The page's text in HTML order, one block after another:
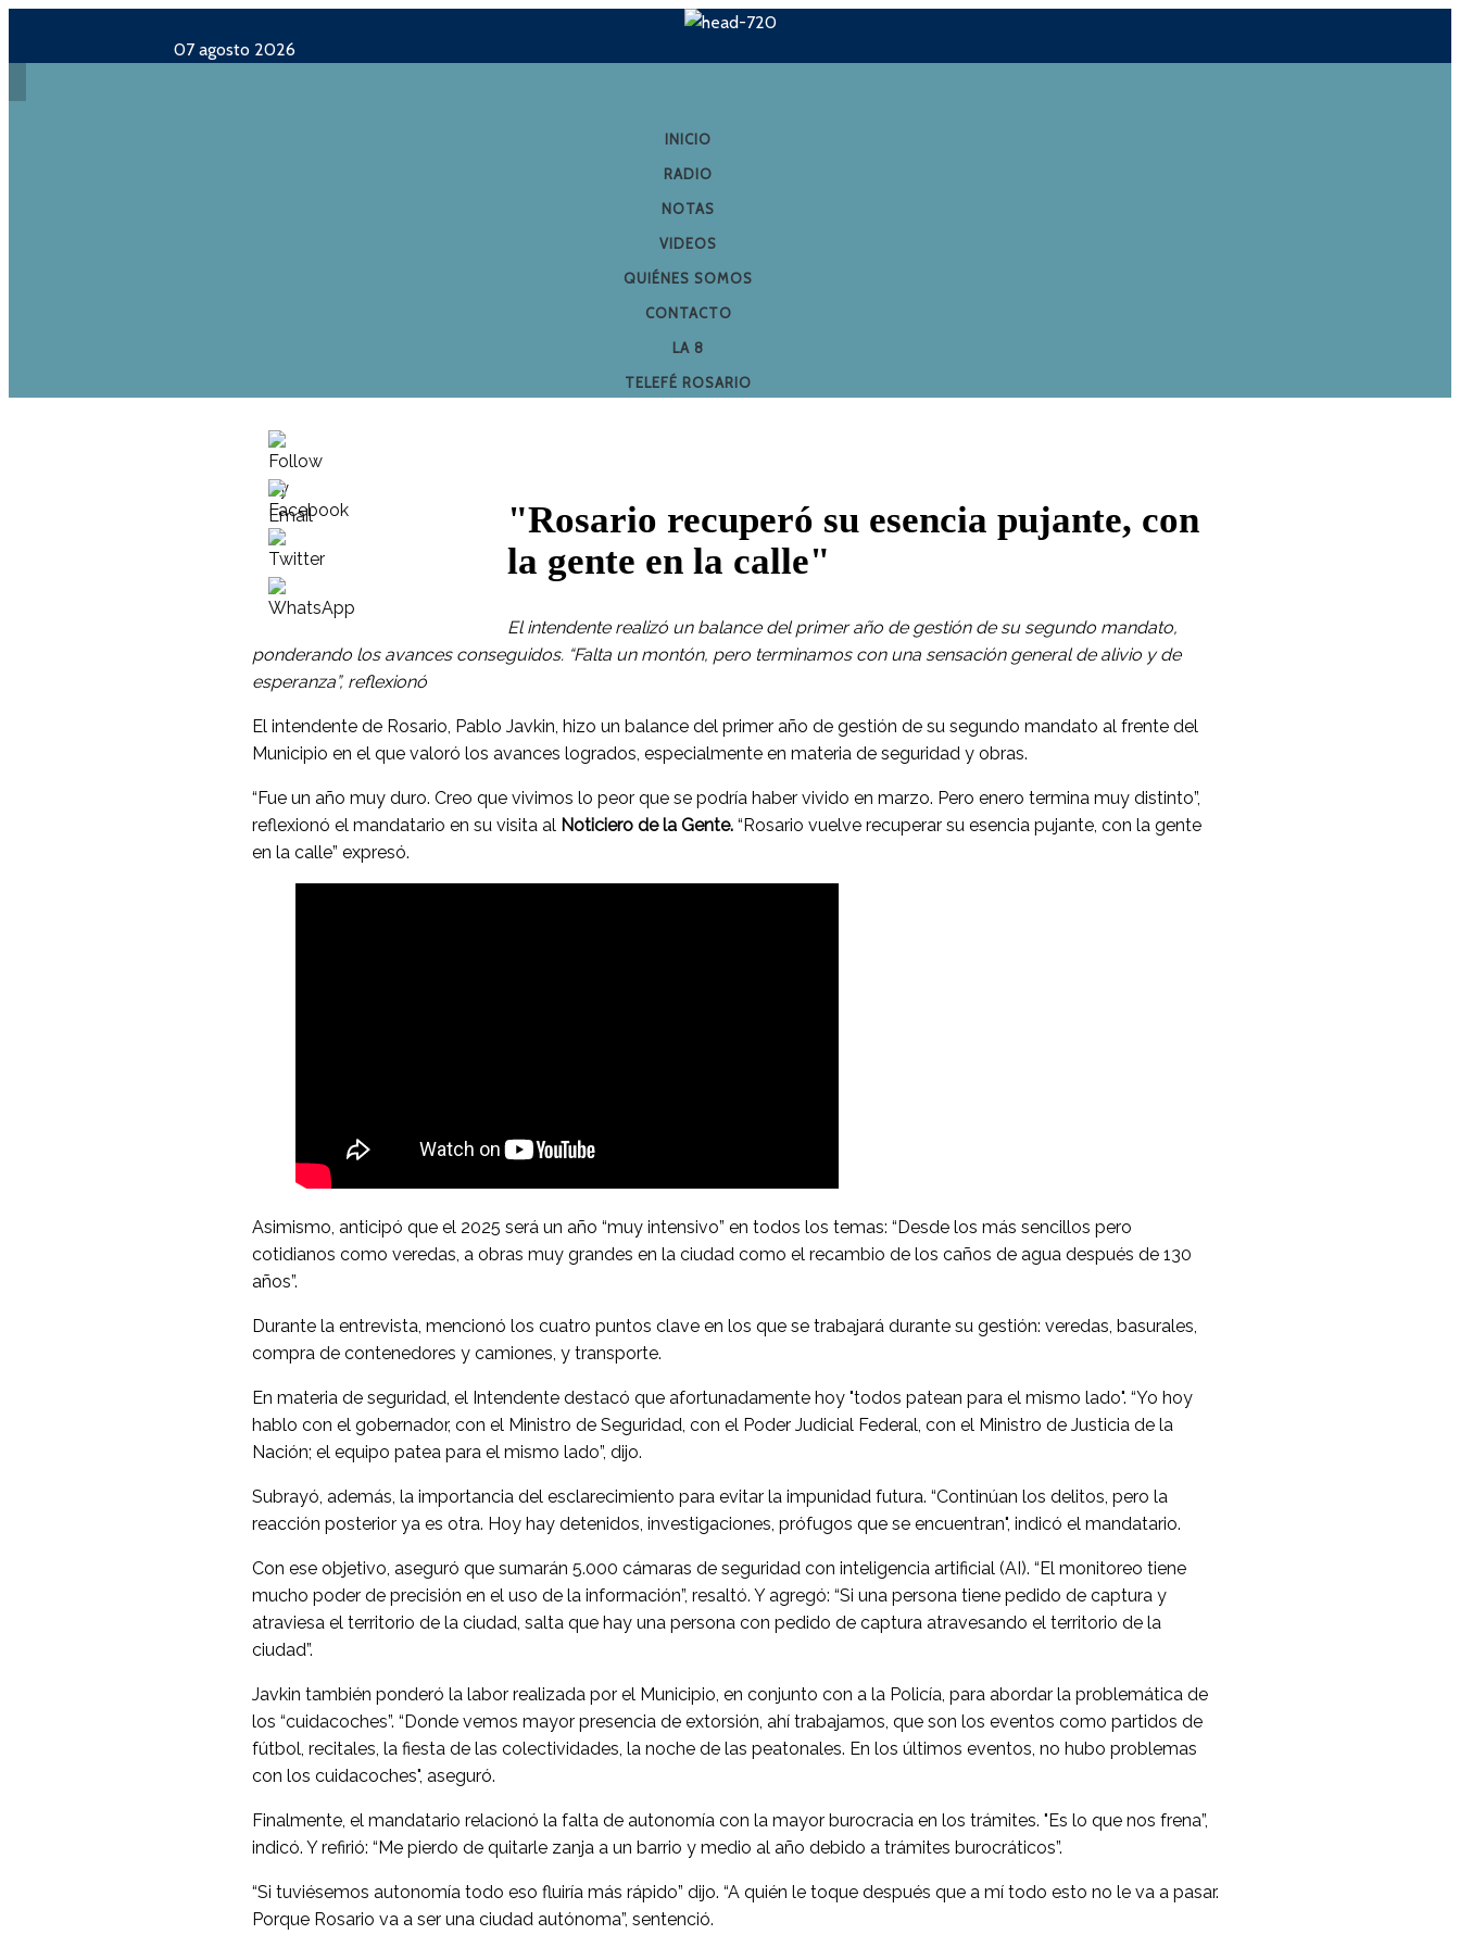
07 agosto 2026
INICIO
RADIO
NOTAS
VIDEOS
QUIÉNES SOMOS
CONTACTO
LA 8
TELEFÉ ROSARIO
"Rosario recuperó su esencia pujante, con
la gente en la calle"
El intendente realizó un balance del primer año de gestión de su segundo mandato,
ponderando los avances conseguidos. “Falta un montón, pero terminamos con una sensación general de alivio y de
esperanza”, reflexionó
El intendente de Rosario, Pablo Javkin, hizo un balance del primer año de gestión de su segundo mandato al frente del
Municipio en el que valoró los avances logrados, especialmente en materia de seguridad y obras.
“Fue un año muy duro. Creo que vivimos lo peor que se podría haber vivido en marzo. Pero enero termina muy distinto”,
reflexionó el mandatario en su visita al Noticiero de la Gente. “Rosario vuelve recuperar su esencia pujante, con la gente
en la calle” expresó.
Asimismo, anticipó que el 2025 será un año “muy intensivo” en todos los temas: “Desde los más sencillos pero
cotidianos como veredas, a obras muy grandes en la ciudad como el recambio de los caños de agua después de 130
años”.
Durante la entrevista, mencionó los cuatro puntos clave en los que se trabajará durante su gestión: veredas, basurales,
compra de contenedores y camiones, y transporte.
En materia de seguridad, el Intendente destacó que afortunadamente hoy "todos patean para el mismo lado". “Yo hoy
hablo con el gobernador, con el Ministro de Seguridad, con el Poder Judicial Federal, con el Ministro de Justicia de la
Nación; el equipo patea para el mismo lado”, dijo.
Subrayó, además, la importancia del esclarecimiento para evitar la impunidad futura. “Continúan los delitos, pero la
reacción posterior ya es otra. Hoy hay detenidos, investigaciones, prófugos que se encuentran", indicó el mandatario.
Con ese objetivo, aseguró que sumarán 5.000 cámaras de seguridad con inteligencia artificial (AI). “El monitoreo tiene
mucho poder de precisión en el uso de la información”, resaltó. Y agregó: “Si una persona tiene pedido de captura y
atraviesa el territorio de la ciudad, salta que hay una persona con pedido de captura atravesando el territorio de la
ciudad”.
Javkin también ponderó la labor realizada por el Municipio, en conjunto con a la Policía, para abordar la problemática de
los “cuidacoches”. “Donde vemos mayor presencia de extorsión, ahí trabajamos, que son los eventos como partidos de
fútbol, recitales, la fiesta de las colectividades, la noche de las peatonales. En los últimos eventos, no hubo problemas
con los cuidacoches", aseguró.
Finalmente, el mandatario relacionó la falta de autonomía con la mayor burocracia en los trámites. "Es lo que nos frena”,
indicó. Y refirió: “Me pierdo de quitarle zanja a un barrio y medio al año debido a trámites burocráticos”.
“Si tuviésemos autonomía todo eso fluiría más rápido” dijo. “A quién le toque después que a mí todo esto no le va a pasar.
Porque Rosario va a ser una ciudad autónoma”, sentenció.